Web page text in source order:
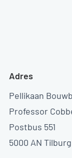
Adres
Pellikaan
Professor
Postbus 551
5000 AN Tilburg